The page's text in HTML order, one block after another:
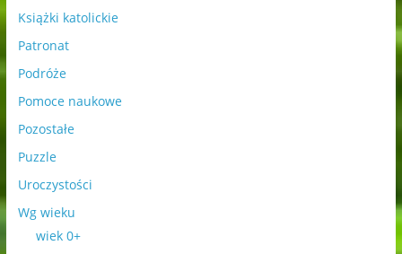
Książki katolickie
Patronat
Podróże
Pomoce naukowe
Pozostałe
Puzzle
Uroczystości
Wg wieku
wiek 0+